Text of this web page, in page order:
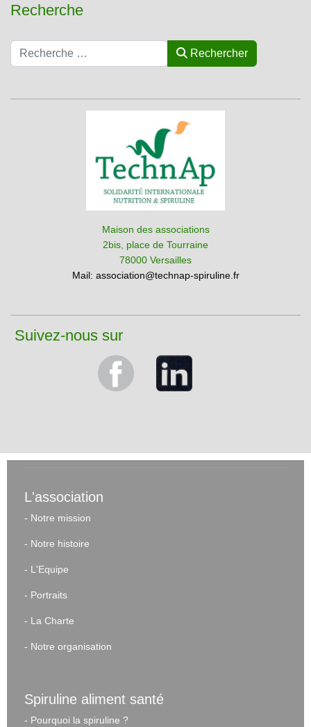
Recherche
Rechercher Rechercher
Maison des associations
2bis, place de Tourraine
78000 Versailles
Mail: association@technap-spiruline.fr
Suivez-nous sur
L'association
- Notre mission
- Notre histoire
- L'Equipe
- Portraits
- La Charte
- Notre organisation
Spiruline aliment santé
- Pourquoi la spiruline ?